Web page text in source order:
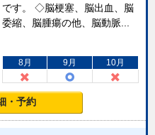
です。 ◇脳梗塞、脳出血、脳
委縮、脳腫瘍の他、脳動脈...
8月 9月 10月
・予約